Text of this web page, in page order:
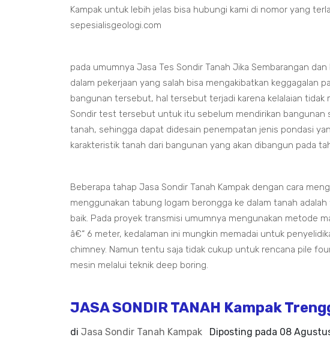
Kampak untuk lebih jelas bisa hubungi kami di nomor yang
sepesialisgeologi.com
pada umumnya Jasa Tes Sondir Tanah Jika Sembarangan
dalam pekerjaan yang salah bisa mengakibatkan keggagalan
bangunan tersebut, hal tersebut terjadi karena kelalaian
Sondir test tersebut untuk itu sebelum mendirikan bangunan
tanah, sehingga dapat didesain penempatan jenis pondasi
karakteristik tanah dari bangunan yang akan dibangun pada
Beberapa tahap Jasa Sondir Tanah Kampak dengan cara
menggunakan tabung logam berongga ke dalam tanah
baik. Pada proyek transmisi umumnya mengunakan metode
â€“ 6 meter, kedalaman ini mungkin memadai untuk
chimney. Namun tentu saja tidak cukup untuk rencana pile
mesin melalui teknik deep boring.
JASA SONDIR TANAH Kampak
di Jasa Sondir Tanah Kampak Diposting pada 08